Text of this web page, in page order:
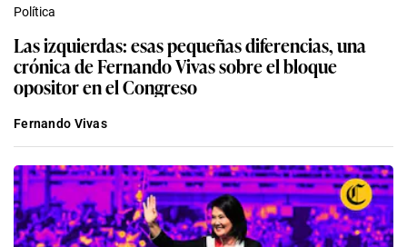
Política
Las izquierdas: esas pequeñas diferencias, una
crónica de Fernando Vivas sobre el bloque
opositor en el Congreso
Fernando Vivas